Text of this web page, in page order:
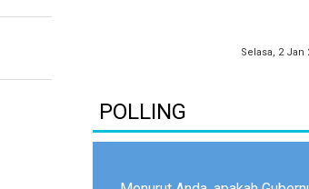
Selasa, 2 Jan
POLLING